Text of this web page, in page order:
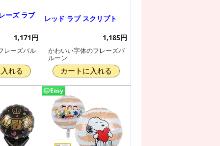
ーズ ラブ
1,171円
レーズバル
れる
レッド ラブ スクリプト
1,185円
かわいい字体のフレーズバ
ルーン
カートに入れる
Easy